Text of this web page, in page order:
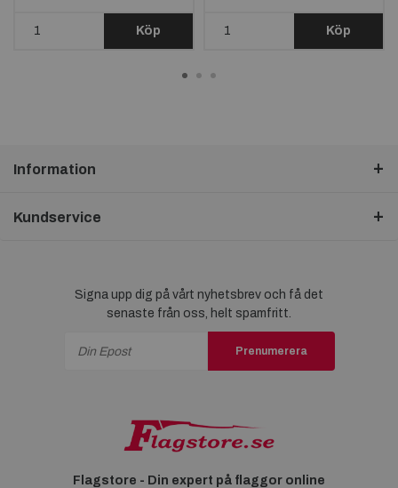
Köp Köp
Information
Kundservice
Signa upp dig på vårt nyhetsbrev och få det
senaste från oss, helt spamfritt.
Prenumerera
Flagstore - Din expert på flaggor online